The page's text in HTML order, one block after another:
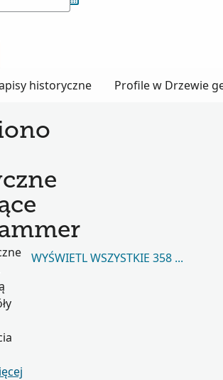
historyczne Profile w Drzewie
WYŚWIETL WSZYSTKIE 358 417